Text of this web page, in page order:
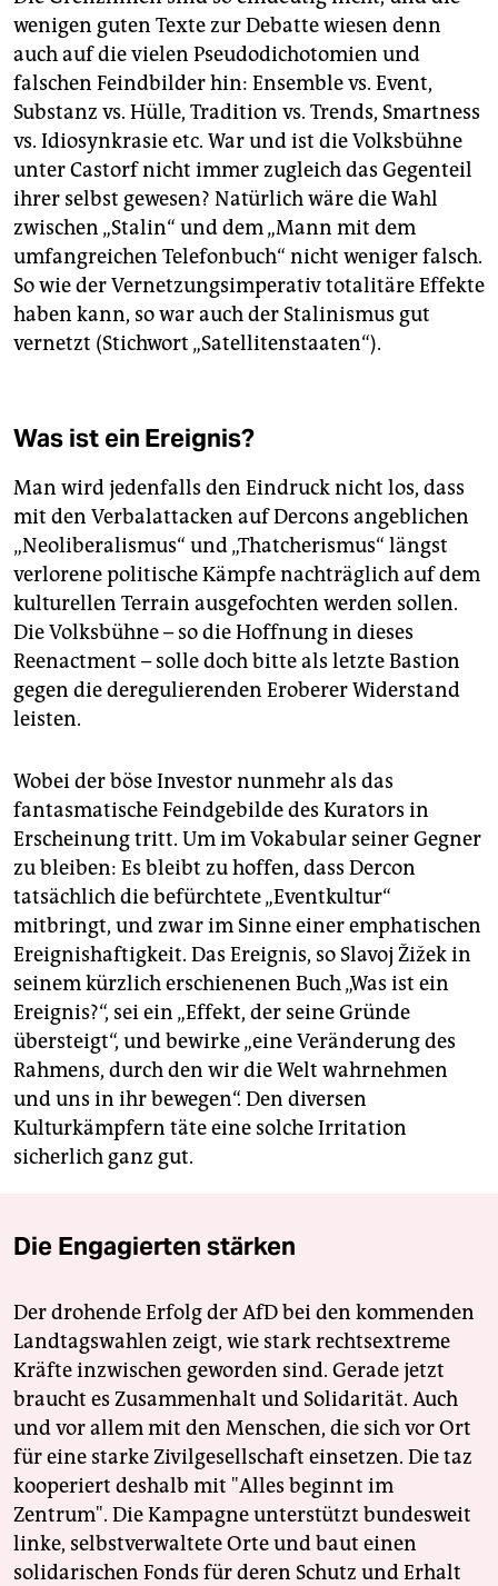
wenigen guten Texte zur Debatte wiesen denn
auch auf die vielen Pseudodichotomien und
falschen Feindbilder hin: Ensemble vs. Event,
Substanz vs. Hülle, Tradition vs. Trends, Smartness
vs. Idiosynkrasie etc. War und ist die Volksbühne
unter Castorf nicht immer zugleich das Gegenteil
ihrer selbst gewesen? Natürlich wäre die Wahl
zwischen „Stalin“ und dem „Mann mit dem
umfangreichen Telefonbuch“ nicht weniger falsch.
So wie der Vernetzungsimperativ totalitäre Effekte
haben kann, so war auch der Stalinismus gut
vernetzt (Stichwort „Satellitenstaaten“).
Was ist ein Ereignis?
Man wird jedenfalls den Eindruck nicht los, dass
mit den Verbalattacken auf Dercons angeblichen
„Neoliberalismus“ und „Thatcherismus“ längst
verlorene politische Kämpfe nachträglich auf dem
kulturellen Terrain ausgefochten werden sollen.
Die Volksbühne – so die Hoffnung in dieses
Reenactment – solle doch bitte als letzte Bastion
gegen die deregulierenden Eroberer Widerstand
leisten.
Wobei der böse Investor nunmehr als das
fantasmatische Feindgebilde des Kurators in
Erscheinung tritt. Um im Vokabular seiner Gegner
zu bleiben: Es bleibt zu hoffen, dass Dercon
tatsächlich die befürchtete „Eventkultur“
mitbringt, und zwar im Sinne einer emphatischen
Ereignishaftigkeit. Das Ereignis, so Slavoj Žižek in
seinem kürzlich erschienenen Buch „Was ist ein
Ereignis?“, sei ein „Effekt, der seine Gründe
übersteigt“, und bewirke „eine Veränderung des
Rahmens, durch den wir die Welt wahrnehmen
und uns in ihr bewegen“. Den diversen
Kulturkämpfern täte eine solche Irritation
sicherlich ganz gut.
Die Engagierten stärken
Der drohende Erfolg der AfD bei den kommenden
Landtagswahlen zeigt, wie stark rechtsextreme
Kräfte inzwischen geworden sind. Gerade jetzt
braucht es Zusammenhalt und Solidarität. Auch
und vor allem mit den Menschen, die sich vor Ort
für eine starke Zivilgesellschaft einsetzen. Die taz
kooperiert deshalb mit "Alles beginnt im
Zentrum". Die Kampagne unterstützt bundesweit
linke, selbstverwaltete Orte und baut einen
solidarischen Fonds für deren Schutz und Erhalt